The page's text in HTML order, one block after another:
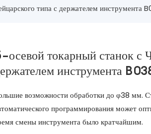
типа с держателем инструмента
осевой токарный станок с
инструмента
возможности обработки до φ38 мм.
программирования может
смены инструмента было кратчайшим.